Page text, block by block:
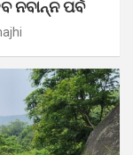
ନବାନ୍ନ ପର୍ବ